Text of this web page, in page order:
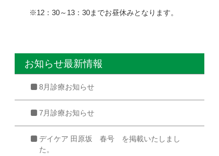
12：30～13：30までお昼休みとなります。
お知らせ最新情報
8月診療お知らせ
7月診療お知らせ
デイケア 田原坂 春号 を掲載いたしまし
た。